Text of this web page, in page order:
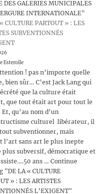
DES GALERIES MUNICIPALES
INTERNATIONALE"
CULTURE PARTOUT » : LES
SUBVENTIONNÉS
Esterolle
! pas n’importe quelle
bien sûr… C’est Jack Lang qui
que la culture était
que tout était art pour tout le
qu’au nom d’un
culturel libérateur, il
subventionner, mais
l’art sans art le plus inepte
plus subversif, démocratique et
ans … Continue
"DE LA « CULTURE
» : LES ARTISTES
L’EXIGENT"